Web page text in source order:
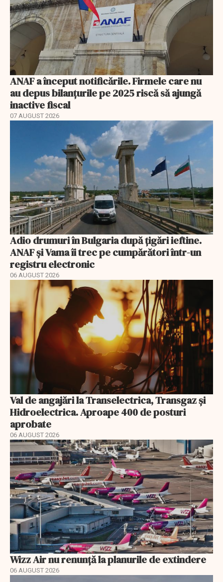
ANAF a început notificările. Firmele care nu
au depus bilanțurile pe 2025 riscă să ajungă
inactive fiscal
07 AUGUST 2026
Adio drumuri în Bulgaria după țigări ieftine.
ANAF și Vama îi trec pe cumpărători într-un
registru electronic
06 AUGUST 2026
Val de angajări la Transelectrica, Transgaz și
Hidroelectrica. Aproape 400 de posturi
aprobate
06 AUGUST 2026
Wizz Air nu renunță la planurile de extindere
06 AUGUST 2026